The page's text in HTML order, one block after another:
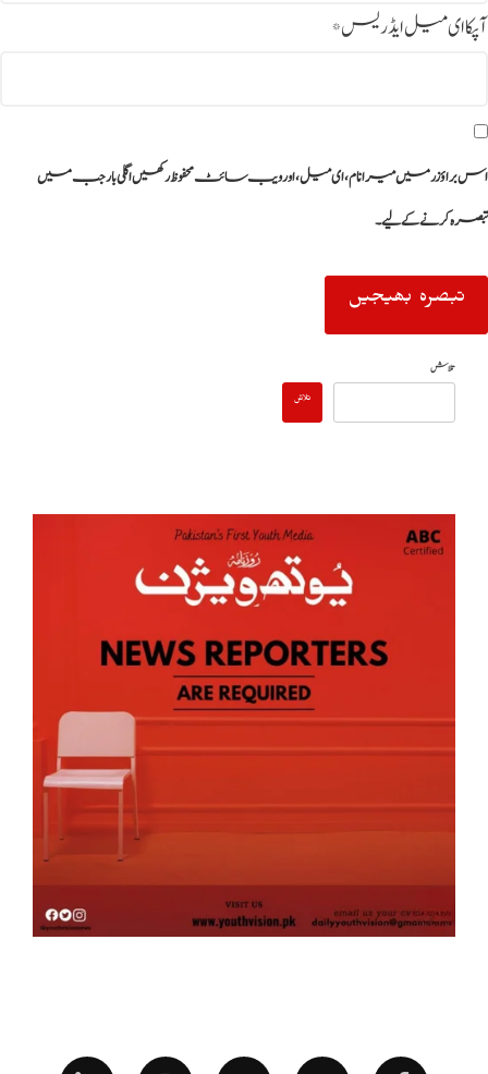
آپکا ای میل ایڈریس*
اس براؤزر میں میرا نام، ای میل، اور ویب سائٹ محفوظ رکھیں اگلی بار جب میں
تبصرہ کرنے کےلیے۔
تلاش
تلاش